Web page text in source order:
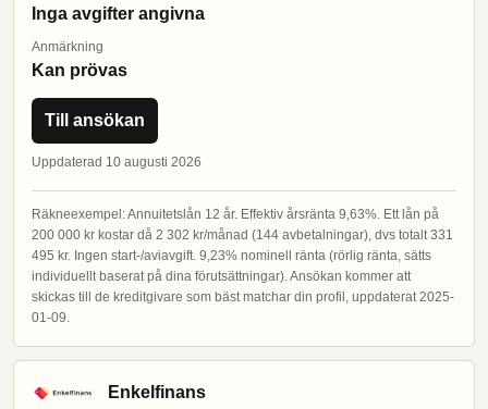
Inga avgifter angivna
Anmärkning
Kan prövas
Till ansökan
Uppdaterad 10 augusti 2026
Räkneexempel: Annuitetslån 12 år. Effektiv årsränta 9,63%. Ett lån på
200 000 kr kostar då 2 302 kr/månad (144 avbetalningar), dvs totalt 331
495 kr. Ingen start-/aviavgift. 9,23% nominell ränta (rörlig ränta, sätts
individuellt baserat på dina förutsättningar). Ansökan kommer att
skickas till de kreditgivare som bäst matchar din profil, uppdaterat 2025-
01-09.
Enkelfinans